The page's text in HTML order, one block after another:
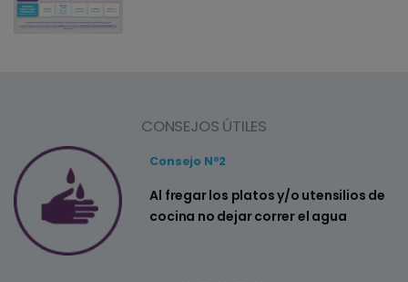
CONSEJOS ÚTILES
Consejo Nº2
Al fregar los platos y/o utensilios de
cocina no dejar correr el agua